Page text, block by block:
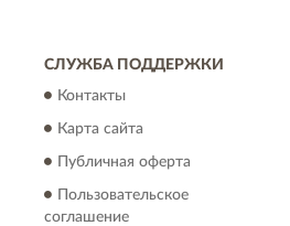
СЛУЖБА ПОДДЕРЖКИ
Контакты
Карта сайта
Публичная оферта
Пользовательское
соглашение